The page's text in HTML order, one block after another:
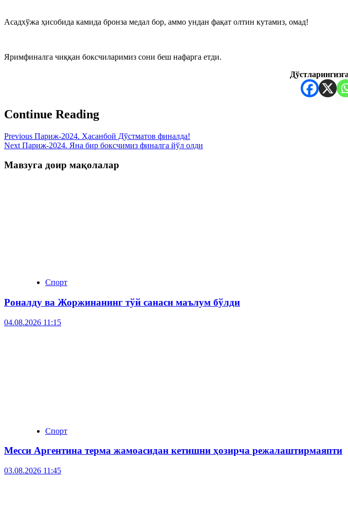
Асадхўжа ҳисобида камида бронза медал бор, аммо ундан фақат олтин кутамиз, омад!
Яримфиналга чиққан боксчиларимиз сони беш нафарга етди.
Continue Reading
Previous Париж-2024. Ҳасанбой Дўстматов финалда!
Next Париж-2024. Яна бир боксчимиз финалга йўл олди
Мавзуга доир мақолалар
Спорт
Роналду ва Жоржинанинг тўй санаси маълум бўлди
04.08.2026 11:15
Спорт
Месси Аргентина терма жамоасидан кетишни ҳозирча режалаштирмаяпти
03.08.2026 11:45